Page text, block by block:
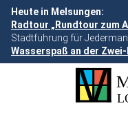
Heute in Melsungen:
Radtour „Rundtour zum
Stadtführung für
Wasserspaß an der